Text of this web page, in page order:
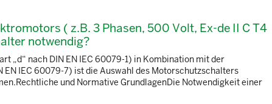
( z.B. 3 Phasen, 500 Volt, Ex-de II C T4
notwendig?
„d“ nach DIN EN IEC 60079-1) in Kombination mit der
IEC 60079-7) ist die Auswahl des Motorschutzschalters
und Normative GrundlagenDie Notwendigkeit einer